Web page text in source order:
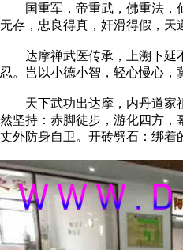
国重军，帝重武，佛重法，仙
无存，忠良得真，奸滑得假，天
达摩禅武医传承，上溯下延不
忍。岂以小德小智，轻心慢心，
天下武功出达摩，内丹道家祖
然坚持：赤脚徒步，游化四方，
丈外防身自卫。开砖劈石：绑着